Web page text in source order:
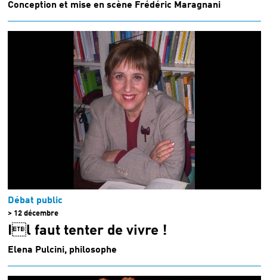
Conception et mise en scène Frédéric Maragnani
Débat public
> 12 décembre
Il faut tenter de vivre !
Elena Pulcini, philosophe